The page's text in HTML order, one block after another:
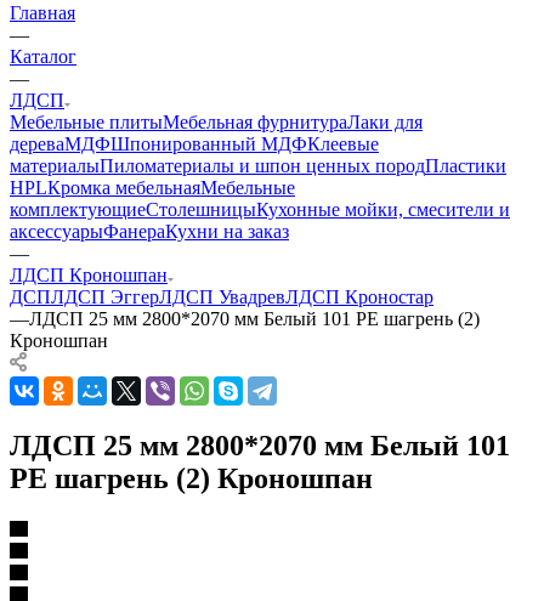
Главная
—
Каталог
—
ЛДСП
Мебельные плитыМебельная фурнитураЛаки для
дереваМДФШпонированный МДФКлеевые
материалыПиломатериалы и шпон ценных породПластики
HPLКромка мебельнаяМебельные
комплектующиеСтолешницыКухонные мойки, смесители и
аксессуарыФанераКухни на заказ
—
ЛДСП Кроношпан
ДСПЛДСП ЭггерЛДСП УвадревЛДСП Кроностар
—ЛДСП 25 мм 2800*2070 мм Белый 101 PE шагрень (2)
Кроношпан
ЛДСП 25 мм 2800*2070 мм Белый 101
PE шагрень (2) Кроношпан